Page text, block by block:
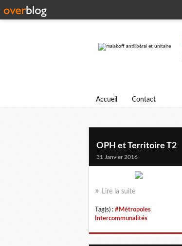
Accueil Contact
OPH et Territoire T2
31 Janvier 2016
Lire la suite
Tag(s) : #Métropoles
Intercommunalités